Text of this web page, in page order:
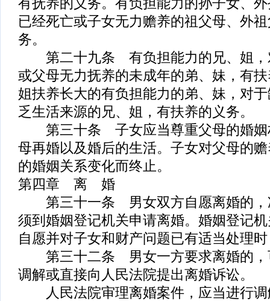
有抚养的义务。有负担能力的孙子女、
已经死亡或子女无力赡养的祖父母、外
务。
第二十九条 有负担能力的兄、姐，
或父母无力抚养的未成年的弟、妹，有
姐扶养长大的有负担能力的弟、妹，对
乏生活来源的兄、姐，有扶养的义务。
第三十条 子女应当尊重父母的婚姻
母再婚以及婚后的生活。子女对父母的
的婚姻关系变化而终止。
第四章 离 婚
第三十一条 男女双方自愿离婚的，
须到婚姻登记机关申请离婚。婚姻登记
自愿并对子女和财产问题已有适当处理
第三十二条 男女一方要求离婚的，
调解或直接向人民法院提出离婚诉讼。
人民法院审理离婚案件，应当进行调